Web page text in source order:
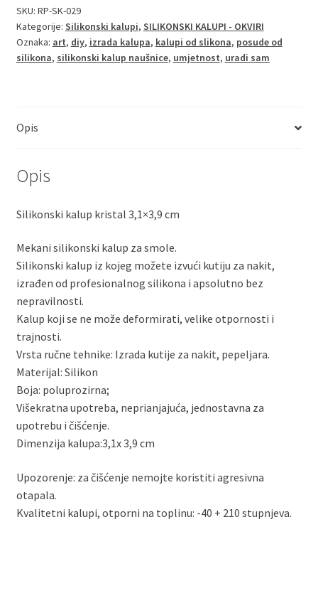
cm
količina
SKU: RP-SK-029
Kategorije: Silikonski kalupi, SILIKONSKI KALUPI - OKVIRI
Oznaka: art, diy, izrada kalupa, kalupi od slikona, posude od
silikona, silikonski kalup naušnice, umjetnost, uradi sam
Opis
Opis
Silikonski kalup kristal 3,1×3,9 cm
Mekani silikonski kalup za smole.
Silikonski kalup iz kojeg možete izvući kutiju za nakit,
izrađen od profesionalnog silikona i apsolutno bez
nepravilnosti.
Kalup koji se ne može deformirati, velike otpornosti i
trajnosti.
Vrsta ručne tehnike: Izrada kutije za nakit, pepeljara.
Materijal: Silikon
Boja: poluprozirna;
Višekratna upotreba, neprianjajuća, jednostavna za
upotrebu i čišćenje.
Dimenzija kalupa:3,1x 3,9 cm
Upozorenje: za čišćenje nemojte koristiti agresivna
otapala.
Kvalitetni kalupi, otporni na toplinu: -40 + 210 stupnjeva.